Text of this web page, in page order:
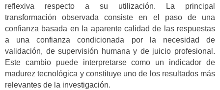
reflexiva respecto a su utilización. La principal
transformación observada consiste en el paso de una
confianza basada en la aparente calidad de las respuestas
a una confianza condicionada por la necesidad de
validación, de supervisión humana y de juicio profesional.
Este cambio puede interpretarse como un indicador de
madurez tecnológica y constituye uno de los resultados más
relevantes de la investigación.